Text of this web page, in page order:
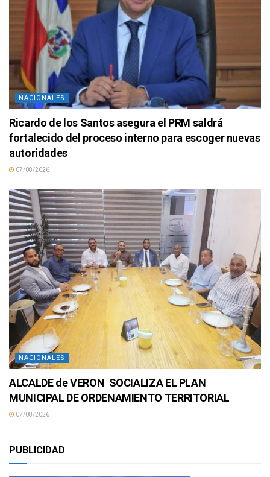
NACIONALES
Ricardo de los Santos asegura el PRM saldrá
fortalecido del proceso interno para escoger nuevas
autoridades
07/08/2026
NACIONALES
ALCALDE de VERON SOCIALIZA EL PLAN
MUNICIPAL DE ORDENAMIENTO TERRITORIAL
07/08/2026
PUBLICIDAD